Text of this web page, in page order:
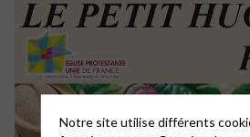
Notre site utilise différents